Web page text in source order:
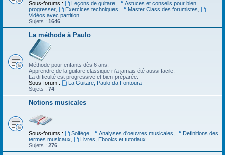
Sous-forums : Leçons de guitare,
Astuces et conseils pour bien
progresser
Exercices techniques Master Class des forumistes
Vidéos avec partition
Sujets : 1646
La méthode à Paulo
Méthode pour enfants dès 6 ans.
Apprendre de la guitare classique n'a jamais été aussi facile.
La difficulté est progressive et bien préparée.
Sous-forum :
La Guitare, Paulo da Fontoura
Sujets : 74
Notions musicales
Sous-forums : Solfège, Analyses d'oeuvres musicales
Definitions des
termes musicaux
Livres, Ebooks et tutoriaux
Sujets : 276